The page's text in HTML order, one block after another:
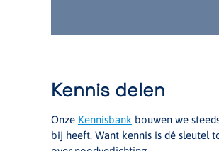
Kennis delen
Onze Kennisbank bouwen we
bij heeft. Want kennis is dé sleutel